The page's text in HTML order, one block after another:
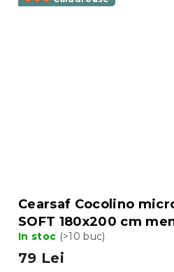
Cearsaf Cocolino
SOFT 180x200 cm
In stoc (>10 buc)
79 Lei